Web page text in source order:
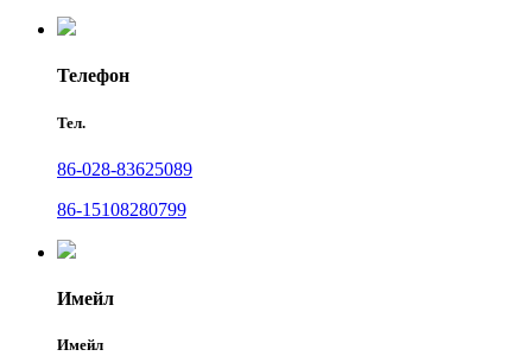
Телефон
Тел.
86-028-83625089
86-15108280799
Имейл
Имейл